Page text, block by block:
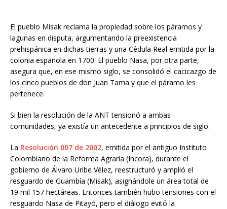
El pueblo Misak reclama la propiedad sobre los páramos y
lagunas en disputa, argumentando la preexistencia
prehispánica en dichas tierras y una Cédula Real emitida por la
colonia española en 1700. El pueblo Nasa, por otra parte,
asegura que, en ese mismo siglo, se consolidó el cacicazgo de
los cinco pueblos de don Juan Tama y que el páramo les
pertenece.
Si bien la resolución de la ANT tensionó a ambas
comunidades, ya existía un antecedente a principios de siglo.
La Resolución 007 de 2002, emitida por el antiguo Instituto
Colombiano de la Reforma Agraria (Incora), durante el
gobierno de Álvaro Uribe Vélez, reestructuró y amplió el
resguardo de Guambía (Misak), asignándole un área total de
19 mil 157 hectáreas. Entonces también hubo tensiones con el
resguardo Nasa de Pitayó, pero el diálogo evitó la